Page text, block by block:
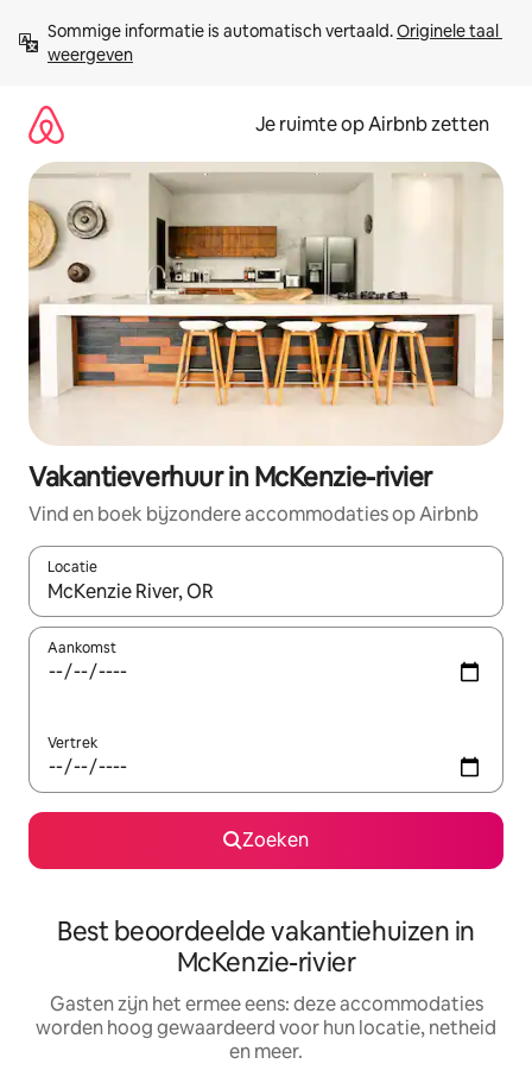
direct
naar
Sommige informatie is automatisch vertaald. Originele taal
weergeven
Je ruimte op Airbnb zetten
Vakantieverhuur in McKenzie-rivier
Vind en boek bijzondere accommodaties op Airbnb
Locatie
Wanneer er suggesties beschikbaar zijn, maak je een keuze
Aankomst
Vertrek
Zoeken
Best beoordeelde vakantiehuizen in
McKenzie-rivier
Gasten zijn het ermee eens: deze accommodaties
worden hoog gewaardeerd voor hun locatie, netheid
en meer.